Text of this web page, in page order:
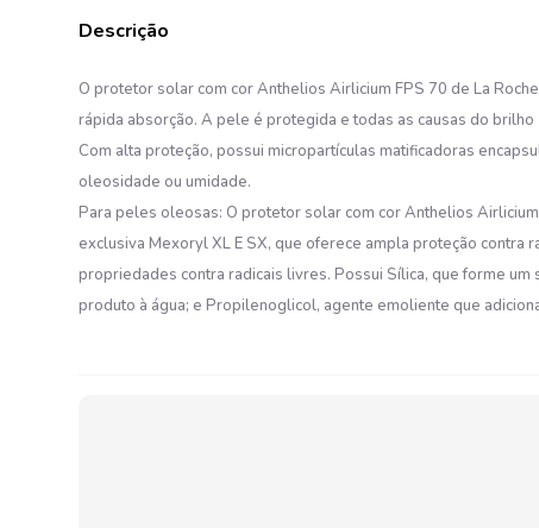
O protetor solar com cor Anthelios Airlicium FPS 70 de La
rápida absorção. A pele é protegida e todas as causas do
Com alta proteção, possui micropartículas matificadoras
oleosidade ou umidade.
Para peles oleosas: O protetor solar com cor Anthelios
exclusiva Mexoryl XL E SX, que oferece ampla proteção
propriedades contra radicais livres. Possui Sílica, que forme
produto à água; e Propilenoglicol, agente emoliente que